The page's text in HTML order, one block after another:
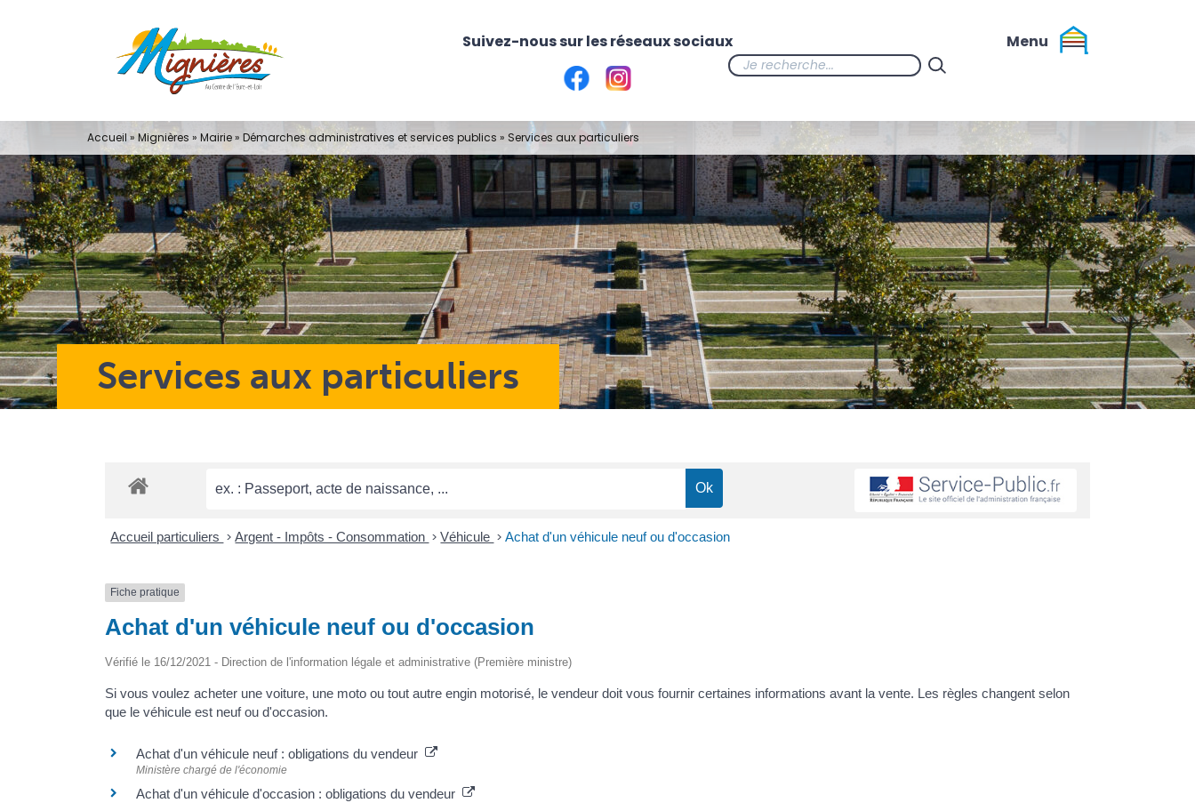
Services aux particuliers
Accueil » Mignières » Mairie» Démarches administratives et services publics » Services aux particuliers
Accueil particuliers > Argent - Impôts - Consommation > Véhicule > Achat d'un véhicule neuf ou d'occasion
Fiche pratique
Achat d'un véhicule neuf ou d'occasion
Vérifié le 16/12/2021 - Direction de l'information légale et administrative (Première ministre)
Si vous voulez acheter une voiture, une moto ou tout autre engin motorisé, le vendeur doit vous fournir certaines informations avant la vente. Les règles changent selon
que le véhicule est neuf ou d'occasion.
Achat d'un véhicule neuf : obligations du vendeur
Ministère chargé de l'économie
Achat d'un véhicule d'occasion : obligations du vendeur